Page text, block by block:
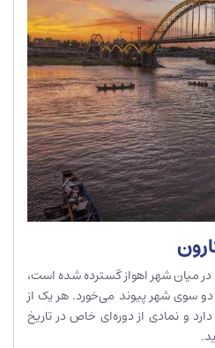
میان شهر اهواز گسترده شده است،
دو سوی شهر پیوند می‌خورد. هر یک از
و نمادی از دوره‌ای خاص در تاریخ